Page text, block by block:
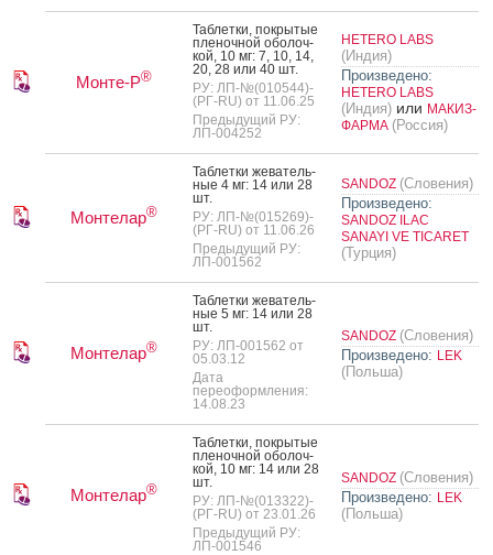
Монте-Р®
Таб­летки, пок­ры­тые
пле­ноч­ной обо­лоч­
кой, 10 мг: 7, 10, 14,
20, 28 или 40 шт.
РУ: ЛП-№(010544)-
(РГ-RU) от 11.06.25
Предыдущий РУ:
ЛП-004252
HETERO LABS
(Индия)
Произведено:
HETERO LABS
(Индия) или МАКИЗ-
ФАРМА (Россия)
Монтелар®
Таб­летки же­ватель­
ные 4 мг: 14 или 28
шт.
РУ: ЛП-№(015269)-
(РГ-RU) от 11.06.26
Предыдущий РУ:
ЛП-001562
SANDOZ (Словения)
Произведено:
SANDOZ ILAC
SANAYI VE TICARET
(Турция)
Монтелар®
Таб­летки же­ватель­
ные 5 мг: 14 или 28
шт.
РУ: ЛП-001562 от
05.03.12
Дата
переоформления:
14.08.23
SANDOZ (Словения)
Произведено: LEK
(Польша)
Монтелар®
Таб­летки, пок­ры­тые
пле­ноч­ной обо­лоч­
кой, 10 мг: 14 или 28
шт.
РУ: ЛП-№(013322)-
(РГ-RU) от 23.01.26
Предыдущий РУ:
ЛП-001546
SANDOZ (Словения)
Произведено: LEK
(Польша)